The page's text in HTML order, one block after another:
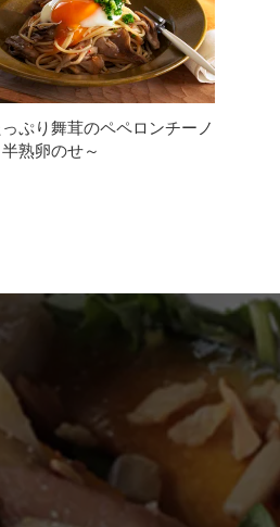
ぷり舞茸のペペロンチーノ
半熟卵のせ～
）
す）
）
ウで開きます）
ンドウで開きます）
ィンドウで開きます）